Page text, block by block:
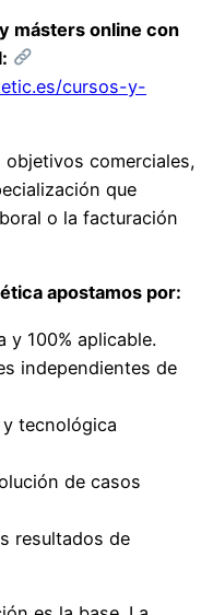
másters online con
cursos-y-
comerciales,
que
o la facturación
apostamos por:
y 100% aplicable.
independientes de
tecnológica
de casos
resultados de